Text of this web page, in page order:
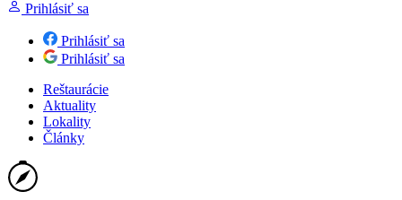
Prihlásiť sa
Prihlásiť sa
Prihlásiť sa
Reštaurácie
Aktuality
Lokality
Články